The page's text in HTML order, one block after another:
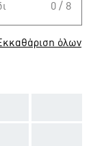
0 / 8
όλων